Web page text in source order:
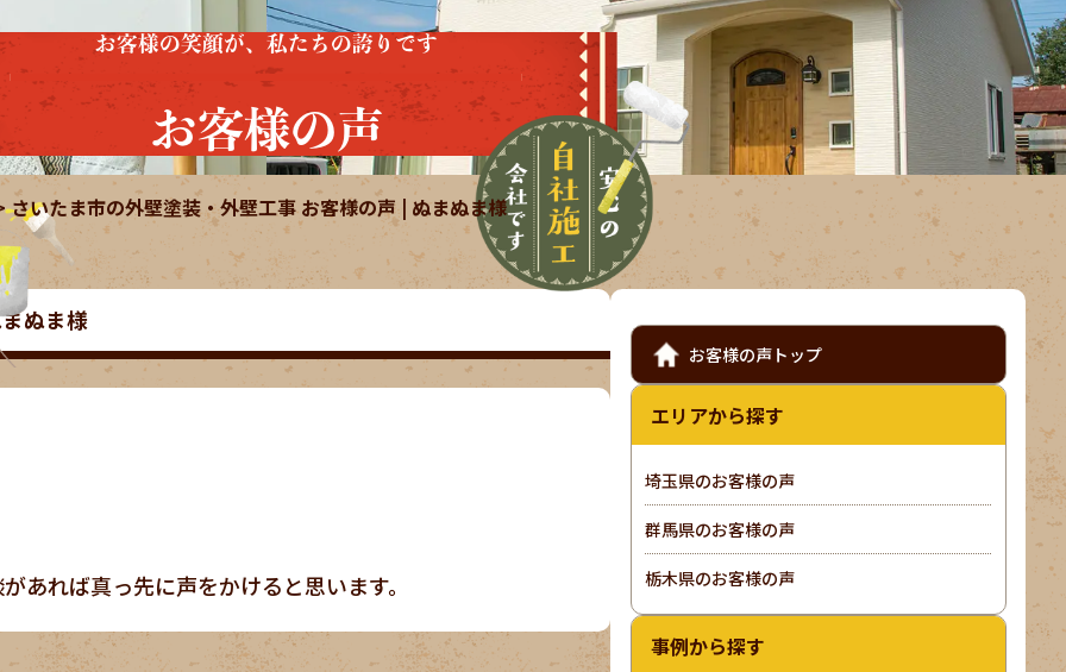
お客様の笑顔が、私たちの誇りです
お客様の声
さいたま市の外壁塗装・外壁工事 お客様の声 | ぬまぬま様
ぬま様
あれば真っ先に声をかけると思います。
お客様の声トップ
エリアから探す
埼玉県のお客様の声
群馬県のお客様の声
栃木県のお客様の声
事例から探す